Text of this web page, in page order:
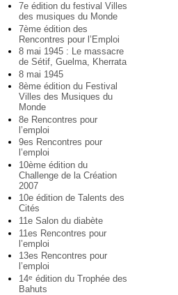
7e édition du festival Villes
des musiques du Monde
7ème édition des
Rencontres pour l’Emploi
8 mai 1945 : Le massacre
de Sétif, Guelma, Kherrata
8 mai 1945
8ème édition du Festival
Villes des Musiques du
Monde
8e Rencontres pour
l’emploi
9es Rencontres pour
l’emploi
10ème édition du
Challenge de la Création
2007
10e édition de Talents des
Cités
11e Salon du diabète
11es Rencontres pour
l’emploi
13es Rencontres pour
l’emploi
14e édition du Trophée des
Bahuts